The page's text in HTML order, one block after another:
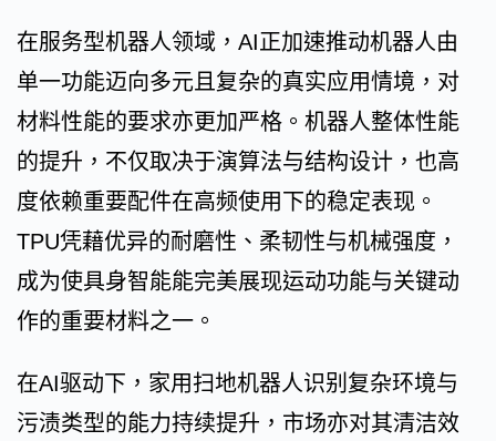
在服务型机器人领域，AI正加速推动机器人由
单一功能迈向多元且复杂的真实应用情境，对
材料性能的要求亦更加严格。机器人整体性能
的提升，不仅取决于演算法与结构设计，也高
度依赖重要配件在高频使用下的稳定表现。
TPU凭藉优异的耐磨性、柔韧性与机械强度，
成为使具身智能能完美展现运动功能与关键动
作的重要材料之一。
在AI驱动下，家用扫地机器人识别复杂环境与
污渍类型的能力持续提升，市场亦对其清洁效